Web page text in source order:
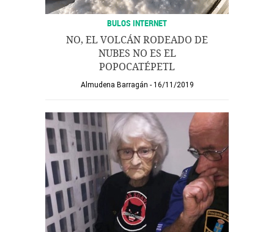
BULOS INTERNET
NO, EL VOLCÁN RODEADO DE
NUBES NO ES EL
POPOCATÉPETL
Almudena Barragán 16/11/2019